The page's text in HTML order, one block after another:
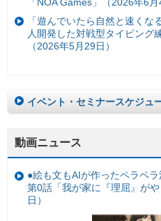
「NOA Games」（2026年6月
「遊んでいたら自然と速く
人開発した対戦型タイピング
（2026年5月29日）
イベント・セミナースケジュ
動画ニュース
●絵も文もAIが作ったペラペ
第0話「我が家に『理屈』が
日）